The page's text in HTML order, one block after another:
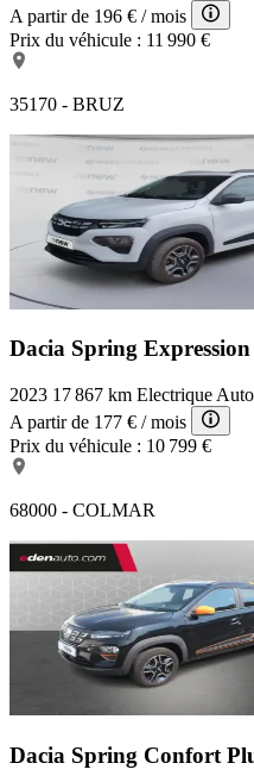
A partir de 196 € / mois
Prix du véhicule : 11 990 €
35170 - BRUZ
Dacia Spring Expression
2023 17 867 km Electrique
A partir de 177 € / mois
Prix du véhicule : 10 799 €
68000 - COLMAR
Dacia Spring Confort